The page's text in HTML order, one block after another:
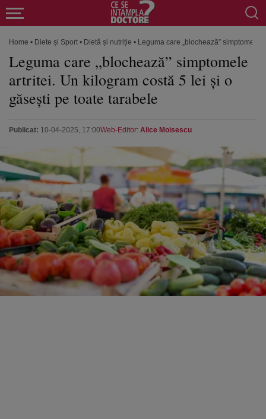
Home • Diete și Sport • Dietă și nutriție • Leguma care „blochează”
Leguma care „blochează” simptomele
artritei. Un kilogram costă 5 lei și o
găsești pe toate tarabele
Publicat: 10-04-2025, 17:00Web-Editor: Alice Moisescu